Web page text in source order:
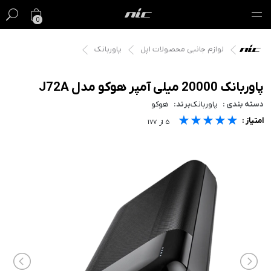
0
گیفت کارت
فروش ویژه
مک
آیپد
ایرپاد
اپل واچ
لوازم جانبی
لوازم جانبی محصولات اپل پاوربانک
پاوربانک 20000 میلی آمپر هوکو مدل J72A
دسته بندی : پاوربانکبرند: هوکو
امتیاز : ★★★★★
★★★★★
★★★★★ ۵ از ۱۷۷